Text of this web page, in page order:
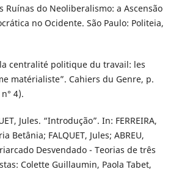
Ruínas do Neoliberalismo: a Ascensão
no Ocidente. São Paulo: Politeia,
la centralité politique du travail: les
matérialiste”. Cahiers du Genre, p.
4).
Jules. “Introdução”. In: FERREIRA,
Betânia; FALQUET, Jules; ABREU,
Desvendado - Teorias de três
Colette Guillaumin, Paola Tabet,